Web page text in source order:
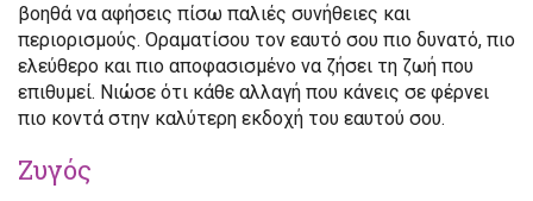
βοηθά να αφήσεις πίσω παλιές συνήθειες και
περιορισμούς. Οραματίσου τον εαυτό σου πιο δυνατό, πιο
ελεύθερο και πιο αποφασισμένο να ζήσει τη ζωή που
επιθυμεί. Νιώσε ότι κάθε αλλαγή που κάνεις σε φέρνει
πιο κοντά στην καλύτερη εκδοχή του εαυτού σου.
Ζυγός